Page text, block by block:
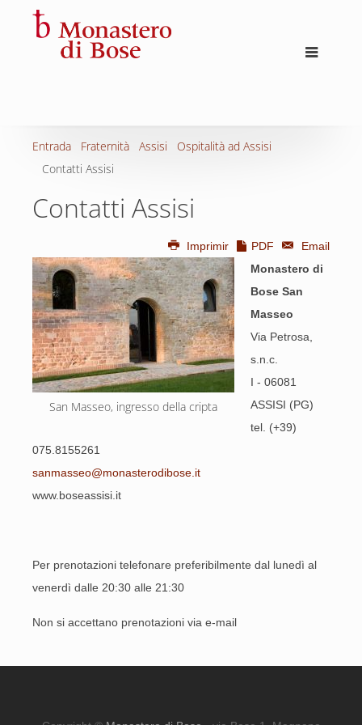
Entrada Fraternità Assisi
Ospitalità ad Assisi
Contatti Assisi
Contatti Assisi
Imprimir PDF Email
San Masseo, ingresso della cripta
Monastero di
Bose San
Masseo
Via Petrosa,
s.n.c.
I - 06081
ASSISI (PG)
tel. (+39)
075.8155261
sanmasseo@monasterodibose.it
www.boseassisi.it
Per prenotazioni telefonare preferibilmente dal lunedì al
venerdì dalle 20:30 alle 21:30
Non si accettano prenotazioni via e-mail